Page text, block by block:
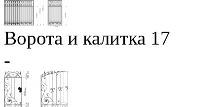
Ворота и калитка 17
-